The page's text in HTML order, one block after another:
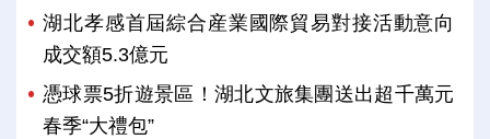
湖北孝感首屆綜合産業國際貿易對接活動意向
成交額5.3億元
憑球票5折遊景區！湖北文旅集團送出超千萬元
春季“大禮包”